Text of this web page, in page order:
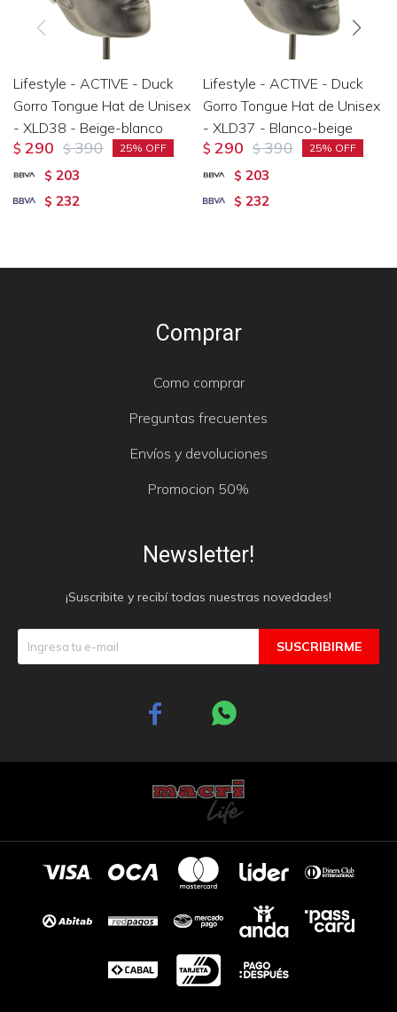
Lifestyle - ACTIVE - Duck
Gorro Tongue Hat de Unisex
- XLD38 - Beige-blanco
$ 290 $ 390 25
$ 203
$ 232
Lifestyle - ACTIVE - Duck
Gorro Tongue Hat de Unisex
- XLD37 - Blanco-beige
$ 290 $ 390 25
$ 203
$ 232
Comprar
Como comprar
Preguntas frecuentes
Envíos y devoluciones
Promocion 50%
Newsletter!
¡Suscribite y recibí todas nuestras novedades!
SUSCRIBIRME
 